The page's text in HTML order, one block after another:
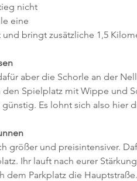
nicht
eine
bringt zusätzliche 1,5
aber die Schorle an der
den Spielplatz mit Wippe und
Es lohnt sich also hier
größer und preisintensiver.
Ihr lauft nach eurer
dem Parkplatz die